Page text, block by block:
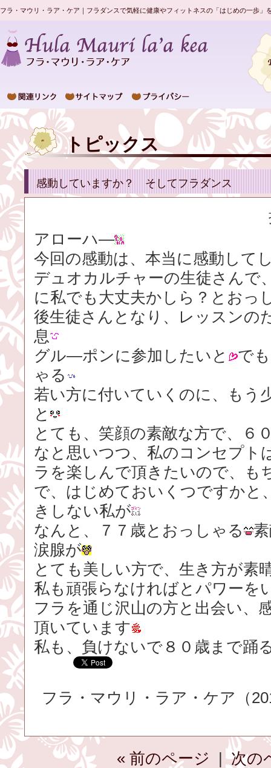
フラ・マウリ・ラア・ケア｜フラダンスで気軽に健康やフィットネスの「はじめの一歩
トピックス
感動していますか？ そしてフラダンス
アローハ―
今回の感動は、本当に感動して
デュオカルチャーの生徒さんで
に私でも大丈夫かしら？とおっ
後生徒さんとなり、レッスンの
息
グル―ポンに参加したいと
で
ゃる
若い方に付いていくのに、もう
と
とても、笑顔の素敵な方で、６
なと思いつつ、私のコンセプト
ラを楽しんで頂きたいので、も
で、はじめておいくつですかと
きしない私が
なんと、７７歳とおっしゃる
涙腺が
とても美しい方で、生き方が素
私も頑張らなければとパワーを
フラを通じ沢山の方と出会い、
頂いています
私も、負けないで８０歳まで踊
フラ・マウリ・ラア・ケア（
« 前のページ |次の